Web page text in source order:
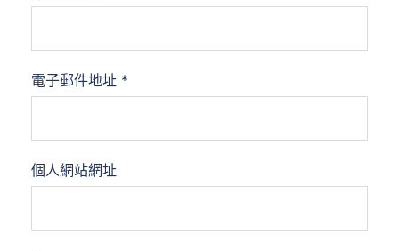
電子郵件地址 *
個人網站網址